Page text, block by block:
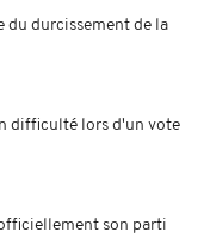
du durcissement de la
difficulté lors d'un vote
son parti